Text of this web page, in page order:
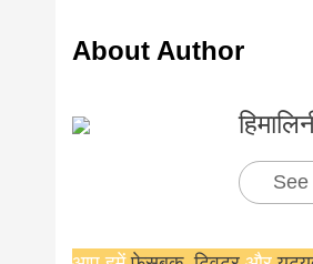
About Author